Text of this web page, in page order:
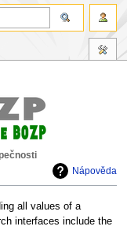
Nápověda
all values of a
interfaces include the